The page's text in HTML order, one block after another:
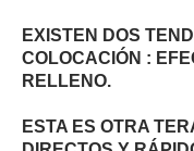
EXISTEN DOS
COLOCACIÓN :
RELLENO.
ESTA ES OTRA